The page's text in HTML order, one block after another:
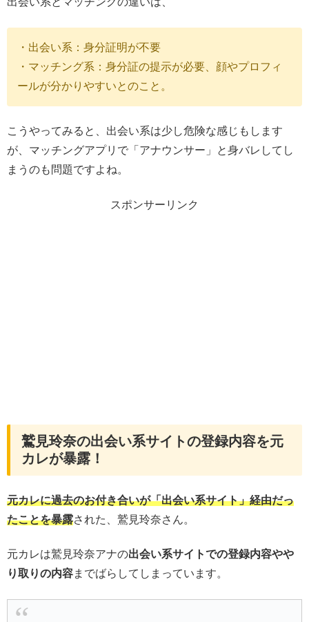
・出会い系：身分証明が不要
・マッチング系：身分証の提示が必要、顔やプロフィ
ールが分かりやすいとのこと。
こうやってみると、出会い系は少し危険な感じもします
が、マッチングアプリで「アナウンサー」と身バレしてし
まうのも問題ですよね。
スポンサーリンク
鷲見玲奈の出会い系サイトの登録内容を元
カレが暴露！
元カレに過去のお付き合いが「出会い系サイト」経由だっ
たことを暴露された、鷲見玲奈さん。
元カレは鷲見玲奈アナの出会い系サイトでの登録内容やや
り取りの内容までばらしてしまっています。